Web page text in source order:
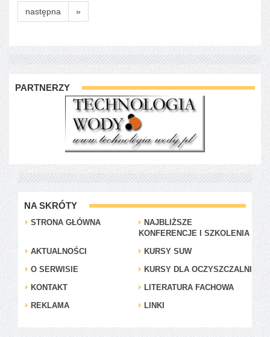
następna »
PARTNERZY
NA SKRÓTY
STRONA GŁÓWNA
NAJBLIŻSZE
KONFERENCJE I SZKOLENIA
AKTUALNOŚCI
KURSY SUW
O SERWISIE
KURSY DLA OCZYSZCZALNI
KONTAKT
LITERATURA FACHOWA
REKLAMA
LINKI